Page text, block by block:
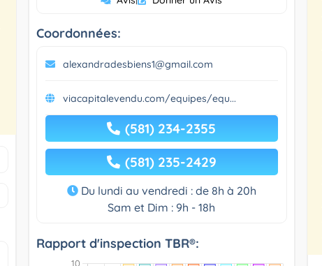
Coordonnées:
alexandradesbiens1@gmail.com
viacapitalevendu.com/equipes/equ...
(581) 234-2355
(581) 235-2429
Du lundi au vendredi : de 8h à 20h
Sam et Dim : 9h - 18h
Rapport d'inspection TBR®: